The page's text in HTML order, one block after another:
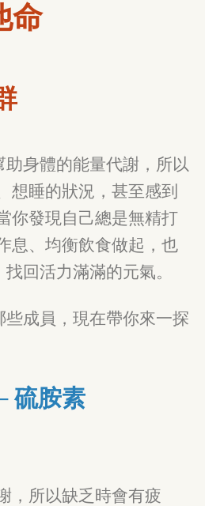
命
身體的能量代謝，所以
想睡的狀況，甚至感到
你發現自己總是無精打
息、均衡飲食做起，也
回活力滿滿的元氣。
成員，現在帶你來一探
硫胺素
，所以缺乏時會有疲